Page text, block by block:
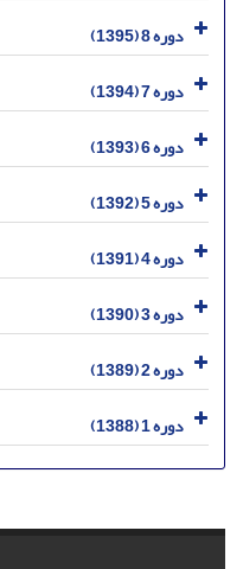
دوره 8 (1395)
دوره 7 (1394)
دوره 6 (1393)
دوره 5 (1392)
دوره 4 (1391)
دوره 3 (1390)
دوره 2 (1389)
دوره 1 (1388)